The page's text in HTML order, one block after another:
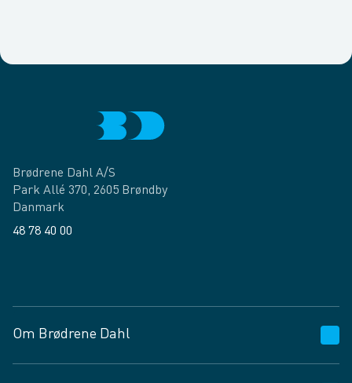
Brødrene Dahl A/S
Park Allé 370, 2605 Brøndby
Danmark
48 78 40 00
Om Brødrene Dahl